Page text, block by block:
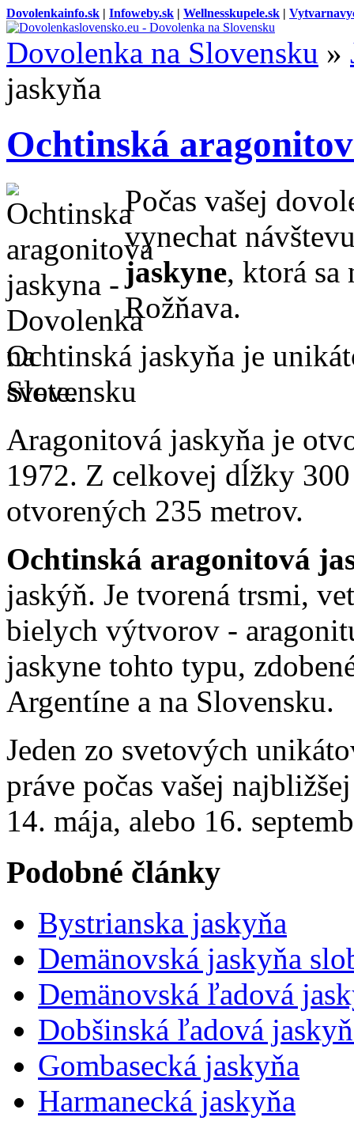
Dovolenkainfo.sk | Infoweby.sk | Wellnesskupele.sk |
Dovolenka na Slovensku »
jaskyňa
Ochtinská
Počas vašej
vynechat
jaskyne, ktorá sa
Rožňava.
Ochtinská jaskyňa je
svete.
Aragonitová jaskyňa je
1972. Z celkovej dĺžky
otvorených 235 metrov.
Ochtinská aragonitová
jaskýň. Je tvorená trsmi,
bielych výtvorov -
jaskyne tohto typu,
Argentíne a na Slovensku.
Jeden zo svetových
práve počas vašej
14. mája, alebo 16.
Podobné články
Bystrianska jaskyňa
Demänovská jaskyňa
Demänovská ľadová
Dobšinská ľadová
Gombasecká jaskyňa
Harmanecká jaskyňa